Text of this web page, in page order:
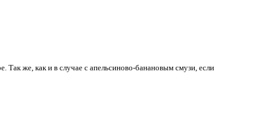
Так же, как и в случае с апельсиново-банановым смузи, если